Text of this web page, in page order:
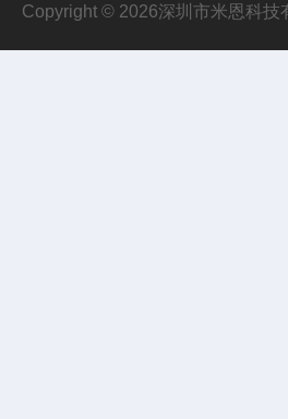
Copyright © 2026深圳市米恩科